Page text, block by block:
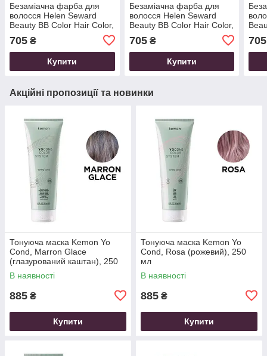
Безаміачна фарба для
волосся Helen Seward
Beauty BB Color Hair Color,
блондин), 100 мл
705 ₴
Купити
Безаміачна фарба для
волосся Helen Seward
Beauty BB Color Hair Color,
9.00 (натуральний дуже
світлий блондин), 100 мл
705₴
Купити
100
705
Акційні пропозиції та новинки
Тонуюча маска Kemon Yo
Cond, Marron Glace
(глазурований каштан), 250
мл
В наявності
885 ₴
Купити
Тонуюча маска Kemon Yo
Cond, Rosa (рожевий), 250
мл
В наявності
885 ₴
Купити